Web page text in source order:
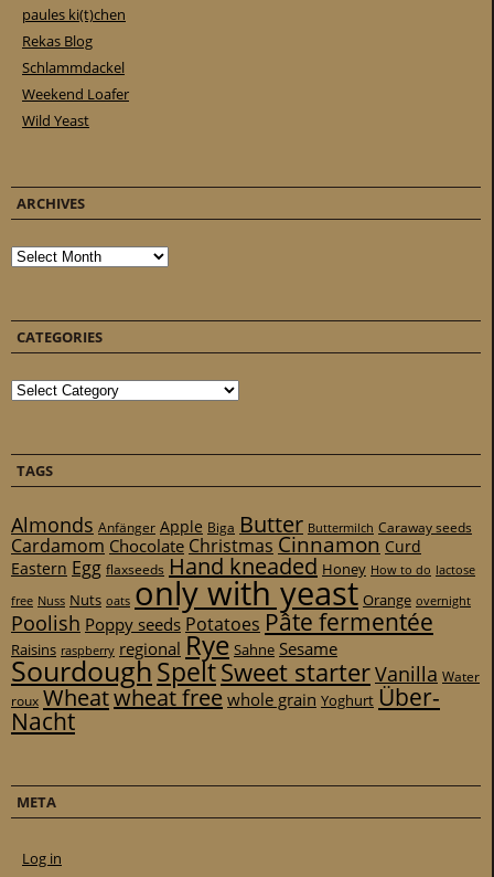
paules ki(t)chen
Rekas Blog
Schlammdackel
Weekend Loafer
Wild Yeast
ARCHIVES
Archives
CATEGORIES
Categories
TAGS
Almonds Anfänger Apple Biga Butter Buttermilch Caraway seeds
Cardamom Chocolate Christmas Cinnamon Curd
Eastern Egg flaxseeds Hand kneaded Honey How to do lactose
free Nuss Nuts oats only with yeast Orange overnight
Poolish Poppy seeds Potatoes Pâte fermentée
Raisins raspberry regional Rye Sahne Sesame
SourdoughSpeltSweet starterVanilla Water
roux Wheatwheat freewhole grain Yoghurt Über-
Nacht
META
Log in